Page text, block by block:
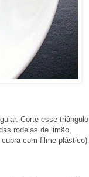
Corte esse triângulo
rodelas de limão,
com filme plástico)